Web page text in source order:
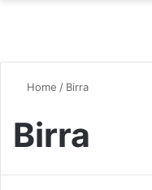
Home / Birra
Birra